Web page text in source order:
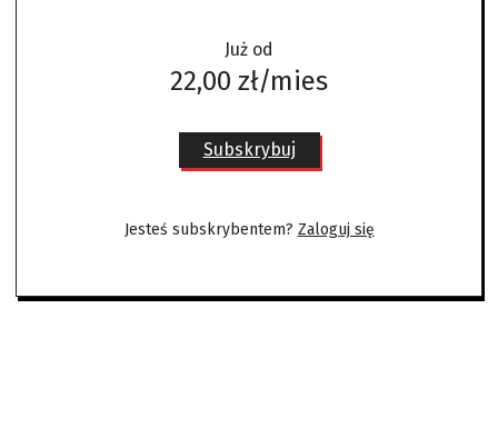
Już od
22,00 zł/mies
Subskrybuj
Jesteś subskrybentem? Zaloguj się